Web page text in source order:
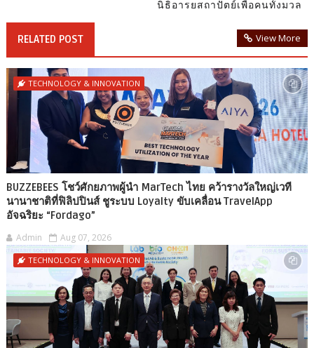
นิธิอารยสถาปัตย์เพื่อคนทั้งมวล
RELATED POST View More
TECHNOLOGY & INNOVATION
BUZZEBEES โชว์ศักยภาพผู้นำ MarTech ไทย คว้ารางวัลใหญ่เวที
นานาชาติที่ฟิลิปปินส์ ชูระบบ Loyalty ขับเคลื่อน TravelApp
อัจฉริยะ “Fordago”
Admin Aug 07, 2026
TECHNOLOGY & INNOVATION